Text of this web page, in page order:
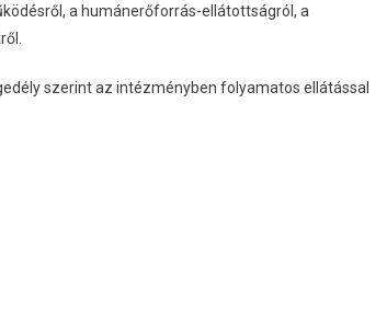
a humánerőforrás-ellátottságról, a
szerint az intézményben folyamatos ellátással